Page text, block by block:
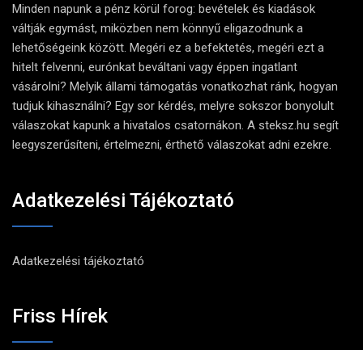
Minden napunk a pénz körül forog: bevételek és kiadások
váltják egymást, miközben nem könnyű eligazodnunk a
lehetőségeink között. Megéri ez a befektetés, megéri ezt a
hitelt felvenni, eurónkat beváltani vagy éppen ingatlant
vásárolni? Melyik állami támogatás vonatkozhat ránk, hogyan
tudjuk kihasználni? Egy sor kérdés, melyre sokszor bonyolult
válaszokat kapunk a hivatalos csatornákon. A steksz.hu segít
leegyszerűsíteni, értelmezni, érthető válaszokat adni ezekre.
Adatkezelési Tájékoztató
Adatkezelési tájékoztató
Friss Hírek